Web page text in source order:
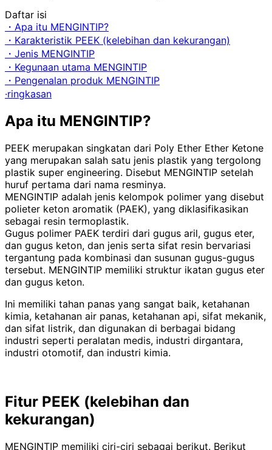
Daftar isi
・Apa itu MENGINTIP?
・Karakteristik PEEK (kelebihan dan kekurangan)
・Jenis MENGINTIP
・Kegunaan utama MENGINTIP
・Pengenalan produk MENGINTIP
·ringkasan
Apa itu MENGINTIP?
PEEK merupakan singkatan dari Poly Ether Ether Ketone
yang merupakan salah satu jenis plastik yang tergolong
plastik super engineering. Disebut MENGINTIP setelah
huruf pertama dari nama resminya.
MENGINTIP adalah jenis kelompok polimer yang disebut
polieter keton aromatik (PAEK), yang diklasifikasikan
sebagai resin termoplastik.
Gugus polimer PAEK terdiri dari gugus aril, gugus eter,
dan gugus keton, dan jenis serta sifat resin bervariasi
tergantung pada kombinasi dan susunan gugus-gugus
tersebut. MENGINTIP memiliki struktur ikatan gugus eter
dan gugus keton.
Ini memiliki tahan panas yang sangat baik, ketahanan
kimia, ketahanan air panas, ketahanan api, sifat mekanik,
dan sifat listrik, dan digunakan di berbagai bidang
industri seperti peralatan medis, industri dirgantara,
industri otomotif, dan industri kimia.
Fitur PEEK (kelebihan dan
kekurangan)
MENGINTIP memiliki ciri-ciri sebagai berikut. Berikut